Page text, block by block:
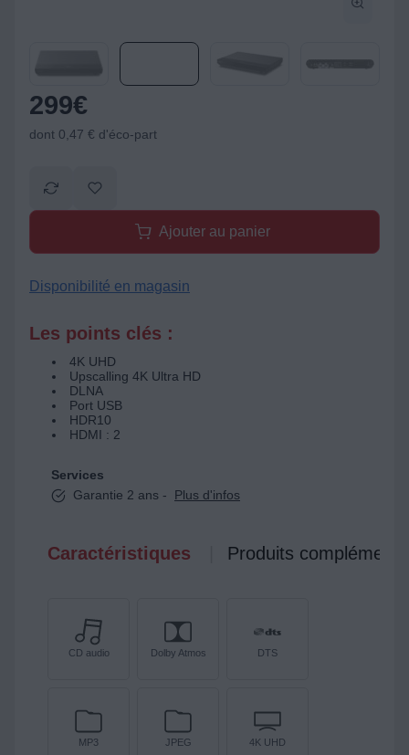
299€
dont 0,47 € d'éco-part
Ajouter au panier
Disponibilité en magasin
Les points clés :
4K UHD
Upscalling 4K Ultra HD
DLNA
Port USB
HDR10
HDMI : 2
Services
Garantie 2 ans -
Plus d'infos
Caractéristiques Produits
CD audio Dolby Atmos DTS
MP3 JPEG 4K UHD